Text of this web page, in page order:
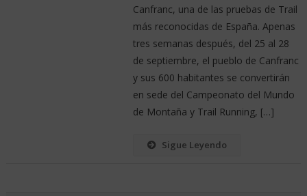
Canfranc, una de las pruebas de Trail
más reconocidas de España. Apenas
tres semanas después, del 25 al 28
de septiembre, el pueblo de Canfranc
y sus 600 habitantes se convertirán
en sede del Campeonato del Mundo
de Montaña y Trail Running, […]
Sigue Leyendo